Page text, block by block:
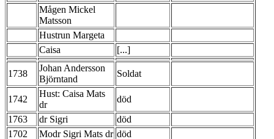
Mågen Mickel
Matsson
Hustrun Margeta
Caisa
[...]
1738
Johan Andersson
Björntand
Soldat
1742
Hust: Caisa Mats
dr
död
1763
dr Sigri
död
1702
Modr Sigri Mats dr död